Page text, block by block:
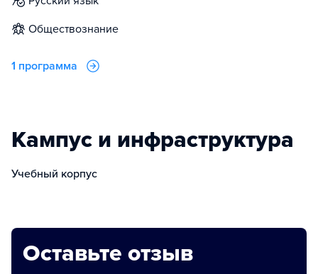
обществознание
1 программа
Кампус и инфраструктура
Учебный корпус
Оставьте отзыв